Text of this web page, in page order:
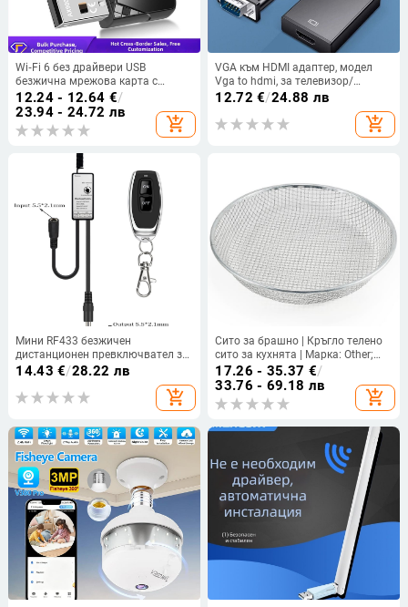
Wi‑Fi 6 без драйвери USB
безжична мрежова карта с
Bluetooth 5.4, 900 Mbps,
двубандова 2,4/5 GHz, USB
приемник‑предавател (AX913B),
2-в-1
12.24 - 12.64 €/
23.94 - 24.72 лв
add_shopping_cart
VGA към HDMI адаптер, модел
Vga to hdmi, за телевизор/
монитор, без дистанционно
12.72 €/24.88 лв
add_shopping_cart
Мини RF433 безжичен
дистанционен превключвател за
LED ленти, 3A, DC 3.6-24V,
14.43 €/28.22 лв
add_shopping_cart
Сито за брашно | Кръгло телено
сито за кухнята | Марка: Other;
Внос: Не; Стил: Друг
17.26 - 35.37 €/
33.76 - 69.18 лв
add_shopping_cart